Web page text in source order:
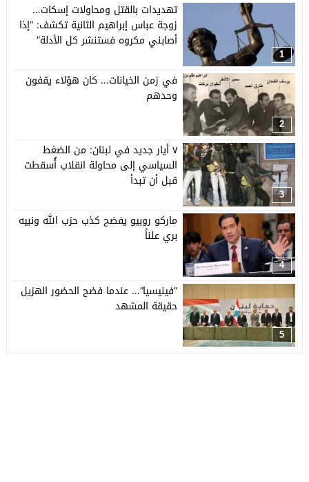
1
تهديدات بالقتل ومحاولات إسكات…
زوجة عباس إبراهيم الثانية تكشف: “إذا
أصابني مكروه فستنشر كل الأدلة”
2
في زمن الخيانات… كان هؤلاء يقفون
وحدهم
3
٧ أيار جديد في لبنان: من الضغط
السياسي إلى محاولة انقلاب أُسقطت
قبل أن تبدأ
4
ماركو روبيو يفضح كذب حزب الله ونبيه
بري علناً
5
“فينيسيا”… عندما فضح الحضور الهزيل
حقيقة المشهد